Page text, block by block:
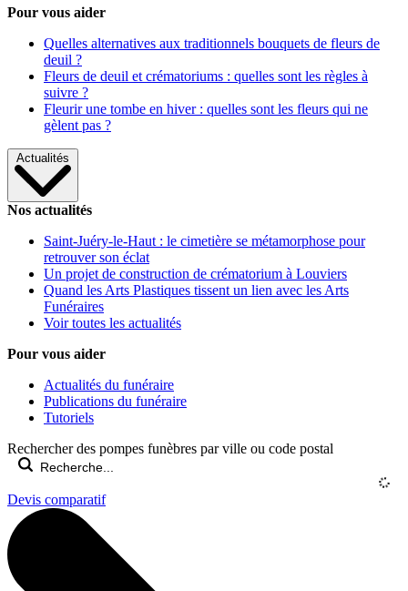
Pour vous aider
Quelles alternatives aux traditionnels bouquets de fleurs de
deuil ?
Fleurs de deuil et crématoriums : quelles sont les règles à
suivre ?
Fleurir une tombe en hiver : quelles sont les fleurs qui ne
gèlent pas ?
Actualités
Nos actualités
Saint-Juéry-le-Haut : le cimetière se métamorphose pour
retrouver son éclat
Un projet de construction de crématorium à Louviers
Quand les Arts Plastiques tissent un lien avec les Arts
Funéraires
Voir toutes les actualités
Pour vous aider
Actualités du funéraire
Publications du funéraire
Tutoriels
Rechercher des pompes funèbres par ville ou code postal
Devis comparatif